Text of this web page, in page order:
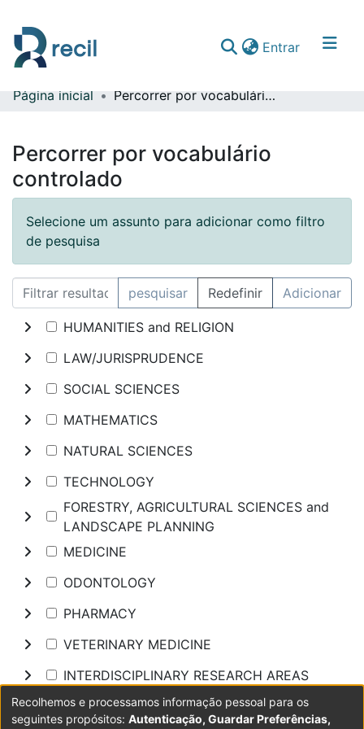
Entrar(current)
Comunidades & Coleções
Página inicial Percorrer por vocabulário controlado
Percorrer por vocabulário
controlado
Selecione um assunto para adicionar como filtro
de pesquisa
pesquisar Redefinir Adicionar
HUMANITIES and RELIGION
LAW/JURISPRUDENCE
SOCIAL SCIENCES
MATHEMATICS
NATURAL SCIENCES
TECHNOLOGY
FORESTRY, AGRICULTURAL SCIENCES and
LANDSCAPE PLANNING
MEDICINE
ODONTOLOGY
PHARMACY
VETERINARY MEDICINE
INTERDISCIPLINARY RESEARCH AREAS
Pesquisar
Recolhemos e processamos informação pessoal para os
seguintes propósitos: Autenticação, Guardar Preferências,